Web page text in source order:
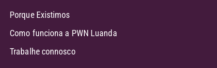
Porque Existimos
Como funciona a PWN Luanda
Trabalhe connosco